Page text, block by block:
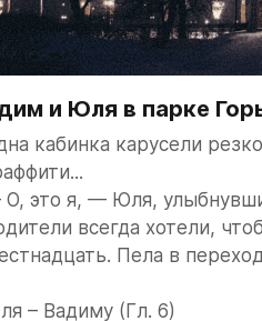
и Юля в парке
кабинка карусели
это я, — Юля,
всегда хотели,
Пела в
– Вадиму (Гл. 6)